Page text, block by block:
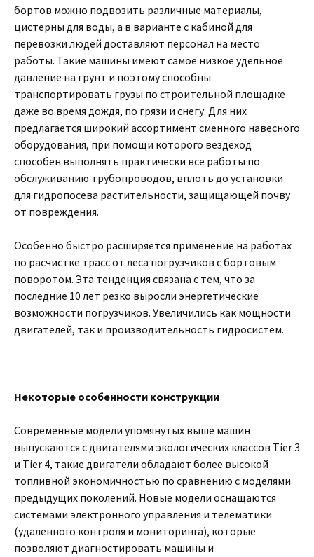
бортов можно подвозить различные материалы,
цистерны для воды, а в варианте с кабиной для
перевозки людей доставляют персонал на место
работы. Такие машины имеют самое низкое удельное
давление на грунт и поэтому способны
транспортировать грузы по строительной площадке
даже во время дождя, по грязи и снегу. Для них
предлагается широкий ассортимент сменного навесного
оборудования, при помощи которого вездеход
способен выполнять практически все работы по
обслуживанию трубопроводов, вплоть до установки
для гидропосева растительности, защищающей почву
от повреждения.
Особенно быстро расширяется применение на работах
по расчистке трасс от леса погрузчиков с бортовым
поворотом. Эта тенденция связана с тем, что за
последние 10 лет резко выросли энергетические
возможности погрузчиков. Увеличились как мощности
двигателей, так и производительность гидросистем.
Некоторые особенности конструкции
Современные модели упомянутых выше машин
выпускаются с двигателями экологических классов Tier 3
и Tier 4, такие двигатели обладают более высокой
топливной экономичностью по сравнению с моделями
предыдущих поколений. Новые модели оснащаются
системами электронного управления и телематики
(удаленного контроля и мониторинга), которые
позволяют диагностировать машины и